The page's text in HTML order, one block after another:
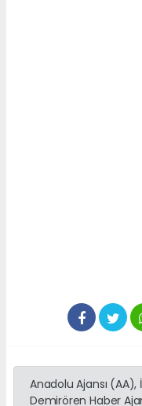
Anadolu Ajansı (AA),
Demirören Haber